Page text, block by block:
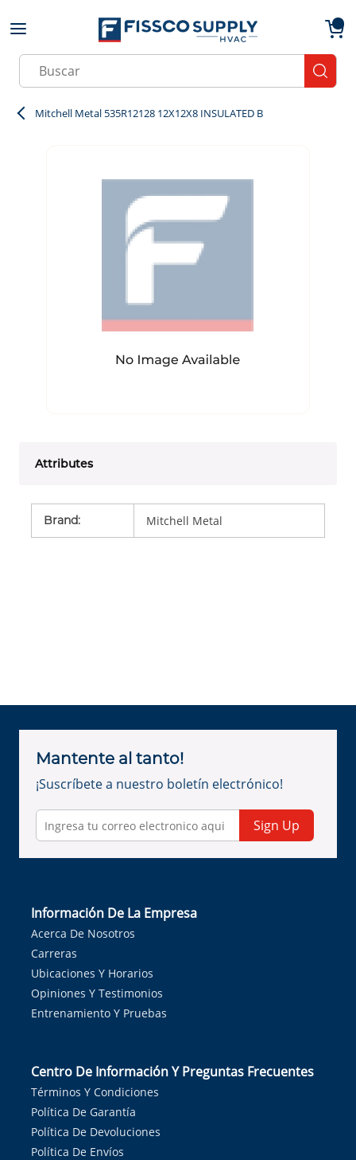
Skip to main content
Site Search
Mitchell Metal 535R12128 12X12X8 INSULATED B
Attributes
Brand: Mitchell Metal
Mantente al tanto!
¡Suscríbete a nuestro boletín electrónico!
Sign Up
Información De La Empresa
Acerca De Nosotros
Carreras
Ubicaciones Y Horarios
Opiniones Y Testimonios
Entrenamiento Y Pruebas
Centro De Información Y Preguntas Frecuentes
Términos Y Condiciones
Política De Garantía
Política De Devoluciones
Política De Envíos